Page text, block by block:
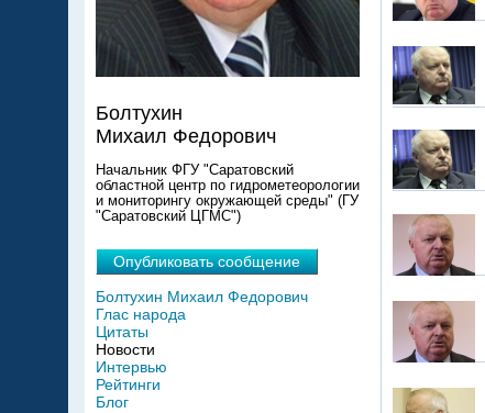
Болтухин
Михаил Федорович
Начальник ФГУ "Саратовский
областной центр по гидрометеорологии
и мониторингу окружающей среды" (ГУ
"Саратовский ЦГМС")
Опубликовать сообщение
Болтухин Михаил Федорович
Глас народа
Цитаты
Новости
Интервью
Рейтинги
Блог